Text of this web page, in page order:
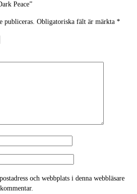
Peace”
publiceras. Obligatoriska fält är märkta *
och webbplats i denna webbläsare